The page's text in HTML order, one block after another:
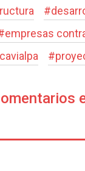
#
empresas
cavialpa #